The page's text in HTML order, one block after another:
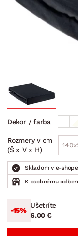
Dekor / farba
Rozmery v cm
(Š x V x H)
Skladom v e-shope
K osobnému
-15%
Ušetríte
6.00 €